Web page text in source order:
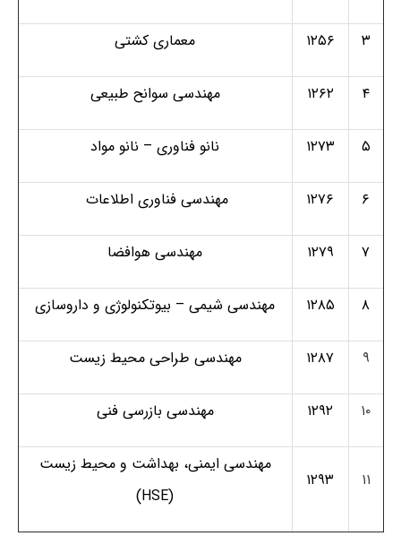
۳ ۱۲۵۶ معماری کشتی
۴ ۱۲۶۲ مهندسی سوانح طبیعی
۵ ۱۲۷۳ نانو فناوری – نانو مواد
۶ ۱۲۷۶ مهندسی فناوری اطلاعات
۷ ۱۲۷۹ مهندسی هوافضا
۸ ۱۲۸۵ مهندسی شیمی – بیوتکنولوژی و داروسازی
۹ ۱۲۸۷ مهندسی طراحی محیط زیست
۱۰ ۱۲۹۲ مهندسی بازرسی فنی
۱۱ ۱۲۹۳
مهندسی ایمنی، بهداشت و محیط زیست
(HSE)